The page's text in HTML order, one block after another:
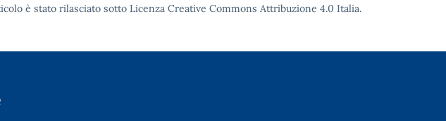
è stato rilasciato sotto Licenza Creative Commons Attribuzione 4.0 Italia.